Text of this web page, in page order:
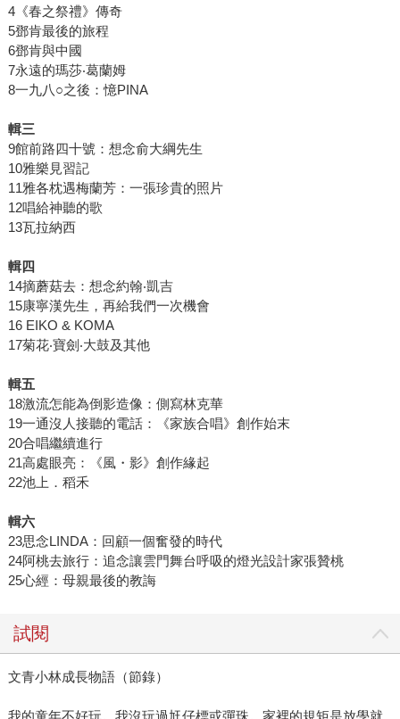
4《春之祭禮》傳奇
5鄧肯最後的旅程
6鄧肯與中國
7永遠的瑪莎‧葛蘭姆
8一九八○之後：憶PINA
輯三
9館前路四十號：想念俞大綱先生
10雅樂見習記
11雅各枕遇梅蘭芳：一張珍貴的照片
12唱給神聽的歌
13瓦拉納西
輯四
14摘蘑菇去：想念約翰‧凱吉
15康寧漢先生，再給我們一次機會
16 EIKO & KOMA
17菊花‧寶劍‧大鼓及其他
輯五
18激流怎能為倒影造像：側寫林克華
19一通沒人接聽的電話：《家族合唱》創作始末
20合唱繼續進行
21高處眼亮：《風・影》創作緣起
22池上．稻禾
輯六
23思念LINDA：回顧一個奮發的時代
24阿桃去旅行：追念讓雲門舞台呼吸的燈光設計家張贊桃
25心經：母親最後的教誨
試閱
文青小林成長物語（節錄）
我的童年不好玩。我沒玩過尪仔標或彈珠。家裡的規矩是放學就